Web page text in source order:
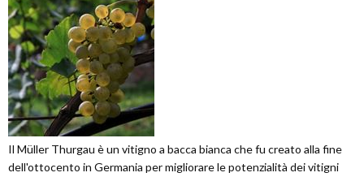
Il Müller Thurgau è un vitigno a bacca bianca che fu creato alla fine
dell'ottocento in Germania per migliorare le potenzialità dei vitigni